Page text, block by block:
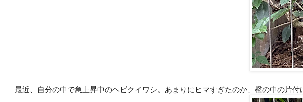
最近、自分の中で急上昇中のヘビクイワシ。あまりにヒマすぎたのか、檻の中の片付